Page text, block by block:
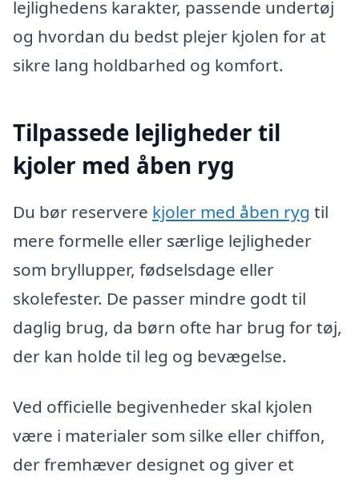
lejlighedens karakter, passende undertøj
og hvordan du bedst plejer kjolen for at
sikre lang holdbarhed og komfort.
Tilpassede lejligheder til
kjoler med åben ryg
Du bør reservere kjoler med åben ryg til
mere formelle eller særlige lejligheder
som bryllupper, fødselsdage eller
skolefester. De passer mindre godt til
daglig brug, da børn ofte har brug for tøj,
der kan holde til leg og bevægelse.
Ved officielle begivenheder skal kjolen
være i materialer som silke eller chiffon,
der fremhæver designet og giver et